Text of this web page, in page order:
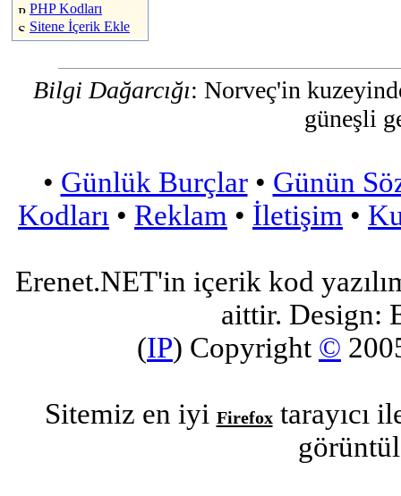
PHP Kodları
Sitene İçerik Ekle
Bilgi Dağarcığı: Norveç'in
güneşli
• Günlük Burçlar• Günün
Kodları • Reklam • İletişim •
Erenet.NET'in içerik kod
aittir. Design:
(IP) Copyright ©
Sitemiz en iyi Firefoxtarayıcı